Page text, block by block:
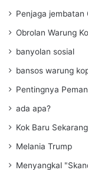
Penjaga jembatan
Obrolan Warung
banyolan sosial
bansos warung
Pentingnya
ada apa?
Kok Baru
Melania Trump
Menyangkal